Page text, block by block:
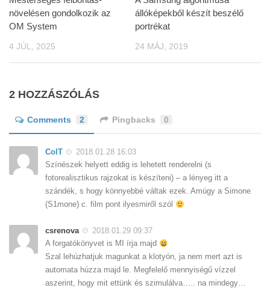
növelésen gondolkozik az
OM System
4 JÚL, 2025
állóképekből készít beszélő
portrékat
24 MÁJ, 2019
2 HOZZÁSZÓLÁS
Comments 2 Pingbacks 0
ColT
2018.01.28 16:03
Színészek helyett eddig is lehetett renderelni (s
fotorealisztikus rajzokat is készíteni) – a lényeg itt a
szándék, s hogy könnyebbé váltak ezek. Amúgy a Simone
(S1mone) c. film pont ilyesmiről szól
csrenova
2018.01.29 09:37
A forgatókönyvet is MI írja majd
Szal lehúzhatjuk magunkat a klotyón, ja nem mert azt is
automata húzza majd le. Megfelelő mennyiségű vízzel
aszerint, hogy mit ettünk és szimulálva….. na mindegy…